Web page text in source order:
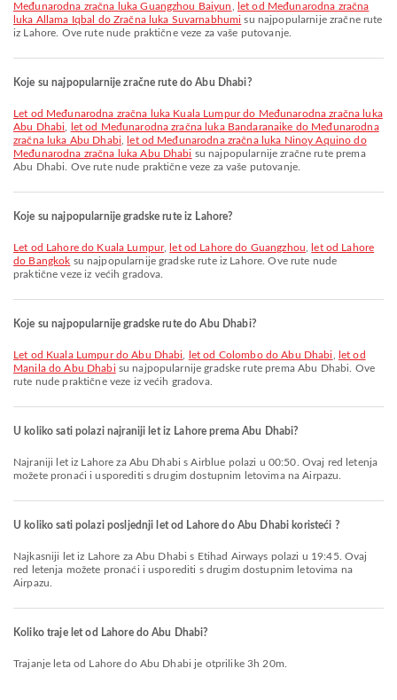
Međunarodna zračna luka Guangzhou Baiyun
let od Međunarodna zračna
luka Allama Iqbal do Zračna luka Suvarnabhumi su najpopularnije zračne rute
iz Lahore. Ove rute nude praktične veze za vaše putovanje.
Koje su najpopularnije zračne rute do Abu Dhabi?
let od Međunarodna zračna luka Kuala Lumpur do Međunarodna zračna luka
Abu Dhabi
let od Međunarodna zračna luka Bandaranaike do Međunarodna
zračna luka Abu Dhabi
let od Međunarodna zračna luka Ninoy Aquino do
Međunarodna zračna luka Abu Dhabi su najpopularnije zračne rute prema
Abu Dhabi. Ove rute nude praktične veze za vaše putovanje.
Koje su najpopularnije gradske rute iz Lahore?
let od Lahore do Kuala Lumpur, let od Lahore do Guangzhou
let od Lahore
do Bangkok su najpopularnije gradske rute iz Lahore. Ove rute nude
praktične veze iz većih gradova.
Koje su najpopularnije gradske rute do Abu Dhabi?
let od Kuala Lumpur do Abu Dhabi let od Colombo do Abu Dhabi
let od
Manila do Abu Dhabi su najpopularnije gradske rute prema Abu Dhabi. Ove
rute nude praktične veze iz većih gradova.
U koliko sati polazi najraniji let iz Lahore prema Abu Dhabi?
Najraniji let iz Lahore za Abu Dhabi s Airblue polazi u 00:50. Ovaj red letenja
možete pronaći i usporediti s drugim dostupnim letovima na Airpazu.
U koliko sati polazi posljednji let od Lahore do Abu Dhabi koristeći ?
Najkasniji let iz Lahore za Abu Dhabi s Etihad Airways polazi u 19:45. Ovaj
red letenja možete pronaći i usporediti s drugim dostupnim letovima na
Airpazu.
Koliko traje let od Lahore do Abu Dhabi?
Trajanje leta od Lahore do Abu Dhabi je otprilike 3h 20m.